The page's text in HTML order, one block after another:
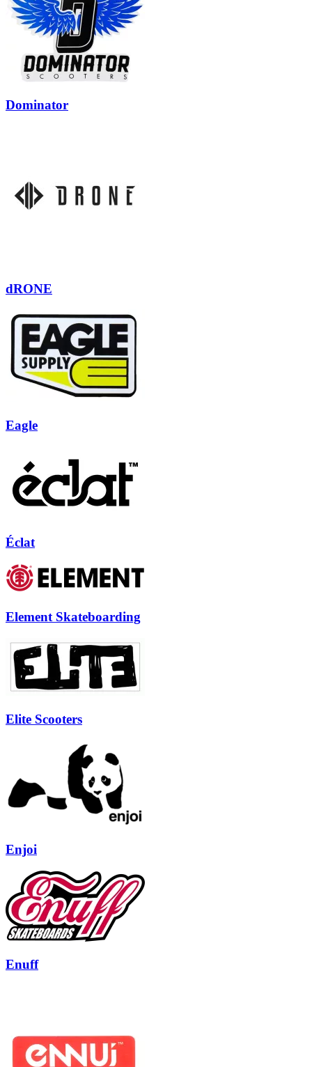
Dominator
dRONE
Eagle
Éclat
Element Skateboarding
Elite Scooters
Enjoi
Enuff